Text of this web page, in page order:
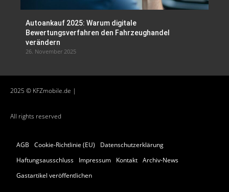
Autoankauf 2025: Warum digitale
Bewertungsverfahren den Fahrzeughandel
verändern
26. November 2025
2025 © KFZmobile.de |
All rights reserved
AGB Cookie-Richtlinie (EU)
Datenschutzerklärung
Haftungsausschluss
Impressum Kontakt Archiv-News
Gastartikel veröffentlichen